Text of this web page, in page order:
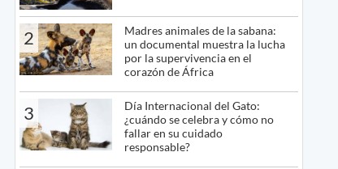
2
Madres animales de la sabana:
un documental muestra la lucha
por la supervivencia en el
corazón de África
3
Día Internacional del Gato:
¿cuándo se celebra y cómo no
fallar en su cuidado
responsable?